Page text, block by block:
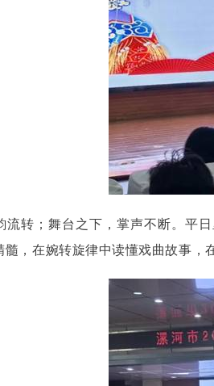
流转；舞台之下，掌声不断。平
，在婉转旋律中读懂戏曲故事，